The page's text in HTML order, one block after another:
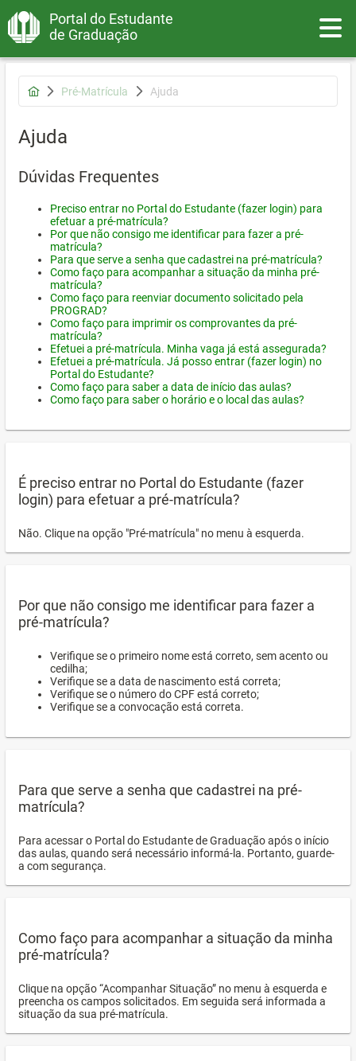
Portal do Estudante
de Graduação
Pré-Matrícula Ajuda
Ajuda
Dúvidas Frequentes
Preciso entrar no Portal do Estudante (fazer login) para
efetuar a pré-matrícula?
Por que não consigo me identificar para fazer a pré-
matrícula?
Para que serve a senha que cadastrei na pré-matrícula?
Como faço para acompanhar a situação da minha pré-
matrícula?
Como faço para reenviar documento solicitado pela
PROGRAD?
Como faço para imprimir os comprovantes da pré-
matrícula?
Efetuei a pré-matrícula. Minha vaga já está assegurada?
Efetuei a pré-matrícula. Já posso entrar (fazer login) no
Portal do Estudante?
Como faço para saber a data de início das aulas?
Como faço para saber o horário e o local das aulas?
É preciso entrar no Portal do Estudante (fazer
login) para efetuar a pré-matrícula?
Não. Clique na opção "Pré-matrícula" no menu à esquerda.
Por que não consigo me identificar para fazer a
pré-matrícula?
Verifique se o primeiro nome está correto, sem acento ou
cedilha;
Verifique se a data de nascimento está correta;
Verifique se o número do CPF está correto;
Verifique se a convocação está correta.
Para que serve a senha que cadastrei na pré-
matrícula?
Para acessar o Portal do Estudante de Graduação após o início
das aulas, quando será necessário informá-la. Portanto, guarde-
a com segurança.
Como faço para acompanhar a situação da minha
pré-matrícula?
Clique na opção “Acompanhar Situação” no menu à esquerda e
preencha os campos solicitados. Em seguida será informada a
situação da sua pré-matrícula.